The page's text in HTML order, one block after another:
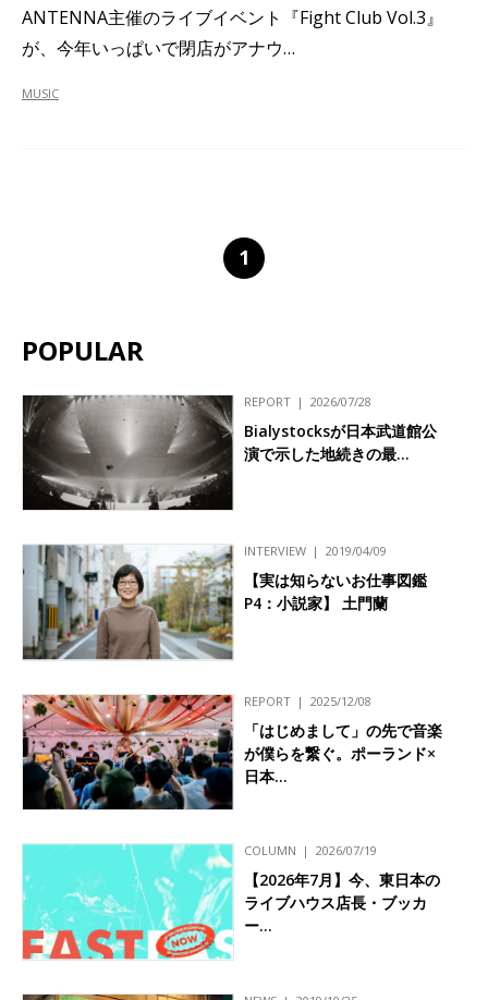
ANTENNA主催のライブイベント『Fight Club Vol.3』
が、今年いっぱいで閉店がアナウ…
MUSIC
1
POPULAR
REPORT 2026/07/28
Bialystocksが日本武道館公
演で示した地続きの最…
INTERVIEW 2019/04/09
【実は知らないお仕事図鑑
P4：小説家】 土門蘭
REPORT 2025/12/08
「はじめまして」の先で音楽
が僕らを繋ぐ。ポーランド×
日本…
COLUMN 2026/07/19
【2026年7月】今、東日本の
ライブハウス店長・ブッカ
ー…